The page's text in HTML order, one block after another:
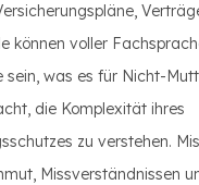
können voller
sein, was es für Nicht-
die Komplexität ihres
zu verstehen.
Missverständnissen